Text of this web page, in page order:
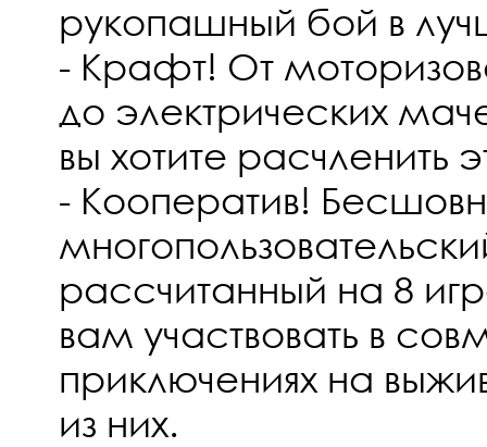
рукопашный бой в
- Крафт! От
до электрических
вы хотите расчленить
- Кооператив!
рассчитанный на 8
вам участвовать в
приключениях на
из них.